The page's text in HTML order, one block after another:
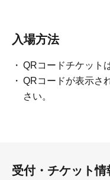
入場方法
QRコードチケット
QRコードが表示さ
さい。
受付・チケット情